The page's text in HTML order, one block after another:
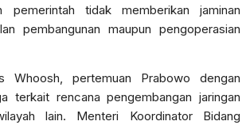
pemerintah tidak memberikan jaminan
pembangunan maupun pengoperasian
Whoosh, pertemuan Prabowo dengan
terkait rencana pengembangan jaringan
lain. Menteri Koordinator Bidang